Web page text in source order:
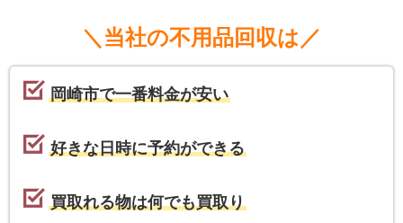
＼当社の不用品回収は／
岡崎市で一番料金が安い
好きな日時に予約ができる
買取れる物は何でも買取り